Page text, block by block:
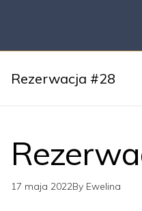
Rezerwacja #28
17 maja 2022By Ewelina